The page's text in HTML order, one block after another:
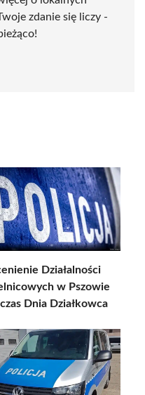
zdanie się liczy -
Działalności
w Pszowie
Dnia Działkowca